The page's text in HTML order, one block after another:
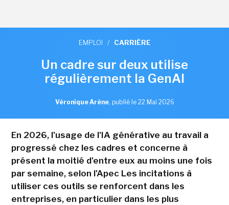
EMPLOI / CARRIÈRE
Un cadre sur deux utilise
régulièrement la GenAI
Véronique Arène, publié le 22 Mai 2026
En 2026, l'usage de l'IA générative au travail a
progressé chez les cadres et concerne à
présent la moitié d'entre eux au moins une fois
par semaine, selon l'Apec Les incitations à
utiliser ces outils se renforcent dans les
entreprises, en particulier dans les plus